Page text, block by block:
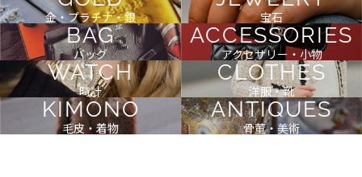
金・プラチナ・銀 宝石
BAG
バッグ
ACCESSORIES
アクセサリー・小物
WATCH
時計
CLOTHES
洋服・靴
KIMONO
毛皮・着物
ANTIQUES
骨董・美術